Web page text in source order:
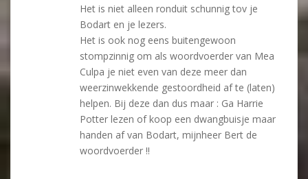
Het is niet alleen ronduit schunnig tov je
Bodart en je lezers.
Het is ook nog eens buitengewoon
stompzinnig om als woordvoerder van Mea
Culpa je niet even van deze meer dan
weerzinwekkende gestoordheid af te (laten)
helpen. Bij deze dan dus maar : Ga Harrie
Potter lezen of koop een dwangbuisje maar
handen af van Bodart, mijnheer Bert de
woordvoerder !!